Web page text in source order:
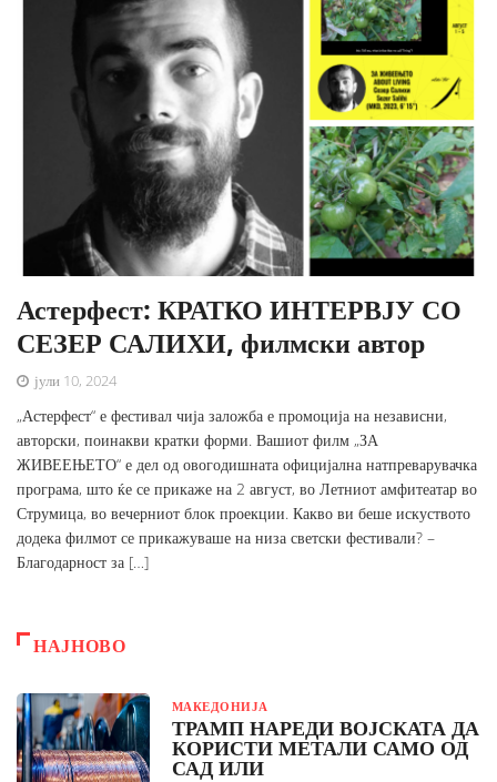
Астерфест: КРАТКО ИНТЕРВЈУ СО
СЕЗЕР САЛИХИ, филмски автор
јули 10, 2024
„Астерфест“ е фестивал чија заложба е промоција на независни,
авторски, поинакви кратки форми. Вашиот филм „ЗА
ЖИВЕЕЊЕТО“ е дел од овогодишната официјална натпреварувачка
програма, што ќе се прикаже на 2 август, во Летниот амфитеатар во
Струмица, во вечерниот блок проекции. Какво ви беше искуството
додека филмот се прикажуваше на низа светски фестивали? –
Благодарност за […]
НАЈНОВО
МАКЕДОНИЈА
ТРАМП НАРЕДИ ВОЈСКАТА ДА
КОРИСТИ МЕТАЛИ САМО ОД
САД ИЛИ